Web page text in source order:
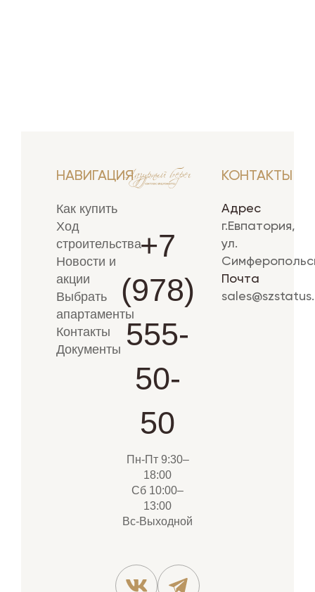
НАВИГАЦИЯ
Как купить
Ход
строительства
Новости и
акции
Выбрать
апартаменты
Контакты
Документы
+7
(978)
555-
50-
50
Пн-Пт 9:30–
18:00
Сб 10:00–
13:00
Вс-Выходной
КОНТАКТЫ
Адрес
г.Евпатория,
ул.
Почта